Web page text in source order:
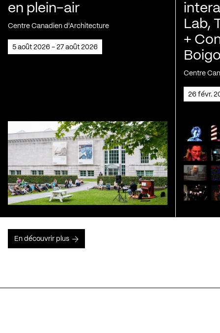
en plein-air
Centre Canadien d'Architecture
5 août 2026 - 27 août 2026
Lab,
+
Centre
26 févr.
En découvrir plus